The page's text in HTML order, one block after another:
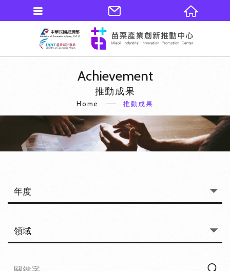
Achievement
推動成果
Home 推動成果